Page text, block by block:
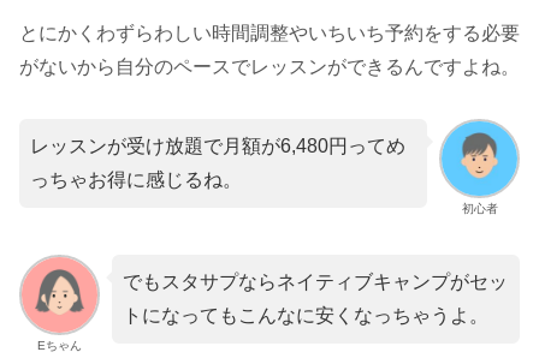
とにかくわずらわしい時間調整やいちいち予約をする必要
がないから自分のペースでレッスンができるんですよね。
初心者
レッスンが受け放題で月額が6,480円ってめ
っちゃお得に感じるね。
Eちゃん
でもスタサプならネイティブキャンプがセッ
トになってもこんなに安くなっちゃうよ。